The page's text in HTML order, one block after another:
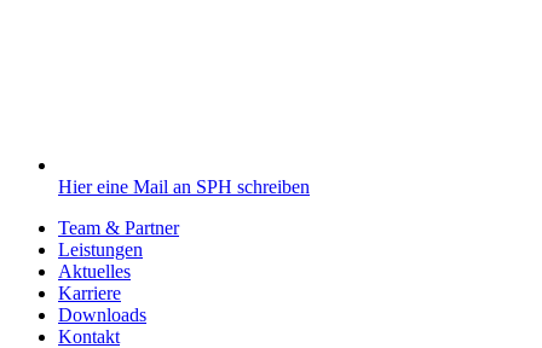
Hier eine Mail an SPH schreiben
Team & Partner
Leistungen
Aktuelles
Karriere
Downloads
Kontakt